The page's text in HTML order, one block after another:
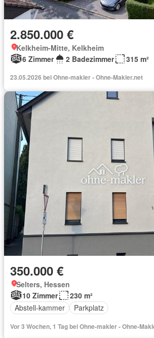
2.850.000 €
Kelkheim-Mitte, Kelkheim
6 Zimmer
2 Badezimmer 315 m²
23.05.2026 bei Ohne-makler - Ohne-Makler.net
350.000 €
Selters, Hessen
10 Zimmer
230 m²
Abstell-kammer
Parkplatz
Vor 3 Wochen, 1 Tag bei Ohne-makler - Ohne-